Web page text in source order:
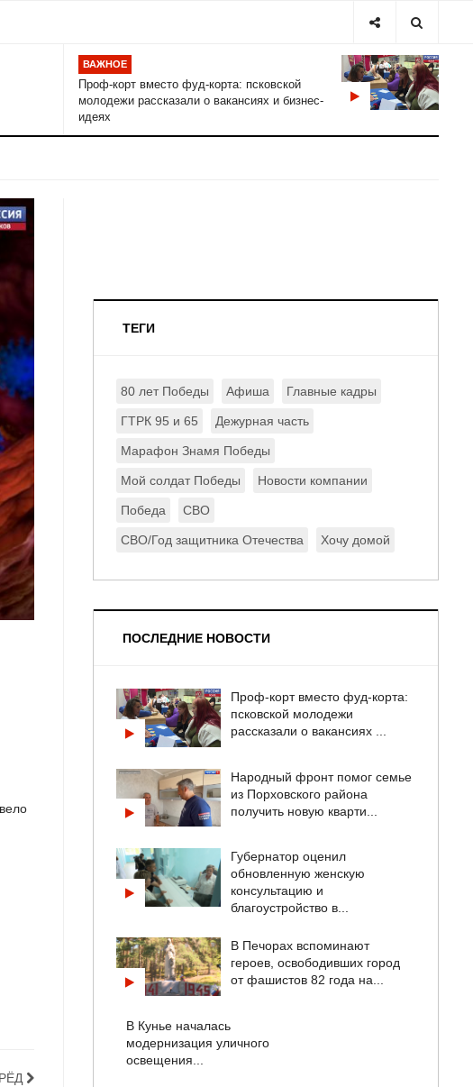
ВАЖНОЕ
Проф-корт вместо фуд-корта: псковской
молодежи рассказали о вакансиях и бизнес-
идеях
ТЕГИ
80 лет Победы Афиша Главные кадры
ГТРК 95 и 65 Дежурная часть
Марафон Знамя Победы
Мой солдат Победы Новости компании
Победа СВО
СВО/Год защитника Отечества Хочу домой
ПОСЛЕДНИЕ НОВОСТИ
Проф-корт вместо фуд-корта:
псковской молодежи
рассказали о вакансиях ...
Народный фронт помог семье
из Порховского района
получить новую кварти...
Губернатор оценил
обновленную женскую
консультацию и
благоустройство в...
В Печорах вспоминают
героев, освободивших город
от фашистов 82 года на...
В Кунье началась
модернизация уличного
освещения...